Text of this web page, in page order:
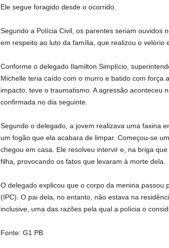
Ele segue foragido desde o ocorrido.
Segundo a Polícia Civil, os parentes seriam ouvidos
em respeito ao luto da família, que realizou o velório
Conforme o delegado Ilamilton Simplício,
Michelle teria caído com o murro e batido com força
impacto, teve o traumatismo. A agressão aconteceu
confirmada no dia seguinte.
Segundo o delegado, a jovem realizava uma faxina
um fogão que ela acabara de limpar. Começou-se
chegou em casa. Ele resolveu intervir e, na briga
filha, provocando os fatos que levaram à morte dela.
O delegado explicou que o corpo da menina passou
(IPC). O pai dela, no entanto, não estava na
inclusive, uma das razões pela qual a polícia o
Fonte: G1 PB